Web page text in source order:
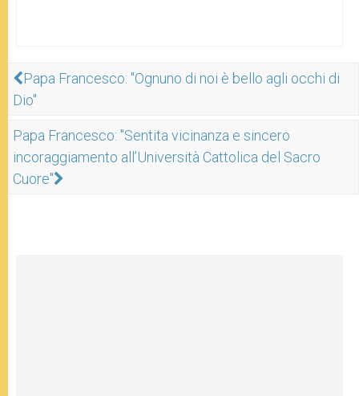
Papa Francesco: "Ognuno di noi è bello agli occhi di
Dio"
Papa Francesco: "Sentita vicinanza e sincero
incoraggiamento all’Università Cattolica del Sacro
Cuore"